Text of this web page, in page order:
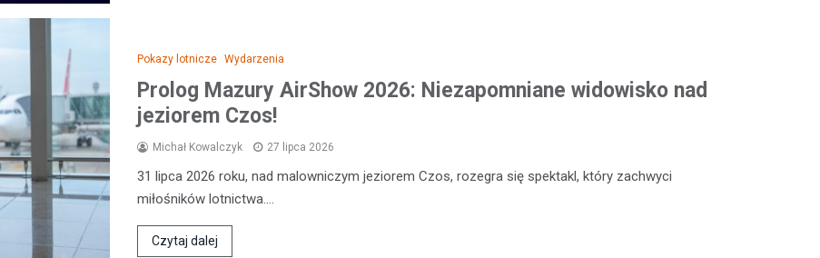
Pokazy lotnicze Wydarzenia
Prolog Mazury AirShow 2026: Niezapomniane widowisko nad
jeziorem Czos!
Michał Kowalczyk 27 lipca 2026
31 lipca 2026 roku, nad malowniczym jeziorem Czos, rozegra się spektakl, który zachwyci
miłośników lotnictwa.…
Czytaj dalej